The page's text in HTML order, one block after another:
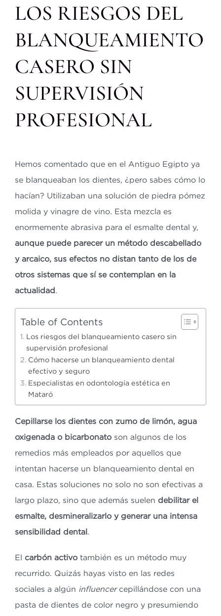
LOS RIESGOS DEL
BLANQUEAMIENTO
CASERO SIN
SUPERVISIÓN
PROFESIONAL
Hemos comentado que en el Antiguo Egipto ya
se blanqueaban los dientes, ¿pero sabes cómo lo
hacían? Utilizaban una solución de piedra pómez
molida y vinagre de vino. Esta mezcla es
enormemente abrasiva para el esmalte dental y,
aunque puede parecer un método descabellado
y arcaico, sus efectos no distan tanto de los de
otros sistemas que sí se contemplan en la
actualidad .
Table of Contents
Los riesgos del blanqueamiento casero sin
supervisión profesional
Cómo hacerse un blanqueamiento dental
efectivo y seguro
Especialistas en odontología estética en
Mataró
Cepillarse los dientes con zumo de limón, agua
oxigenada o bicarbonatoson algunos de los
remedios más empleados por aquellos que
intentan hacerse un blanqueamiento dental en
casa. Estas soluciones no solo no son efectivas a
largo plazo, sino que además suelen debilitar el
esmalte, desmineralizarlo y generar una intensa
sensibilidad dental .
El carbón activotambién es un método muy
recurrido. Quizás hayas visto en las redes
sociales a algún influencercepillándose con una
pasta de dientes de color negro y presumiendo